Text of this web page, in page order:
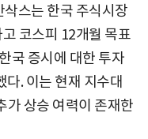
스는 한국 주식시장
코스피 12개월 목표
국 증시에 대한 투자
. 이는 현재 지수대
가 상승 여력이 존재한